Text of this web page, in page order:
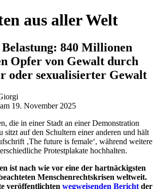
aus aller Welt
Belastung: 840 Millionen
Opfer von Gewalt durch
oder sexualisierter Gewalt
19. November 2025
ist nach wie vor eine der hartnäckigsten
Menschenrechtskrisen weltweit.
veröffentlichten wegweisenden Bericht der